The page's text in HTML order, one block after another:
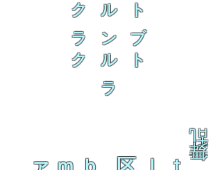
ク ル ト
ラ ン ブ
ク ル ト
ラ
乱
舞